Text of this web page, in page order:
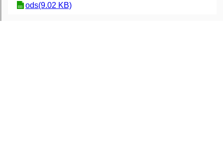
ods(9.02 KB)